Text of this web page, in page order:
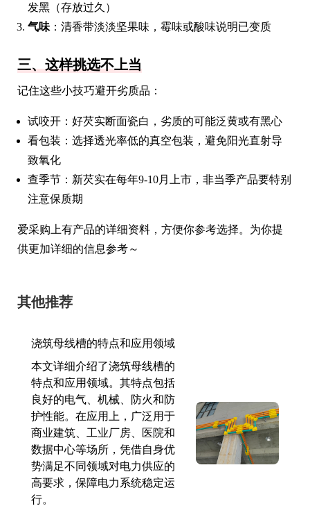
发黑（存放过久）
气味 ：清香带淡淡坚果味，霉味或酸味说明已变质
三、这样挑选不上当
记住这些小技巧避开劣质品：
试咬开：好芡实断面瓷白，劣质的可能泛黄或有黑心
看包装：选择透光率低的真空包装，避免阳光直射导
致氧化
查季节：新芡实在每年9-10月上市，非当季产品要特别
注意保质期
爱采购上有产品的详细资料，方便你参考选择。为你提
供更加详细的信息参考～
其他推荐
浇筑母线槽的特点和应用领域
本文详细介绍了浇筑母线槽的
特点和应用领域。其特点包括
良好的电气、机械、防火和防
护性能。在应用上，广泛用于
商业建筑、工业厂房、医院和
数据中心等场所，凭借自身优
势满足不同领域对电力供应的
高要求，保障电力系统稳定运
行。